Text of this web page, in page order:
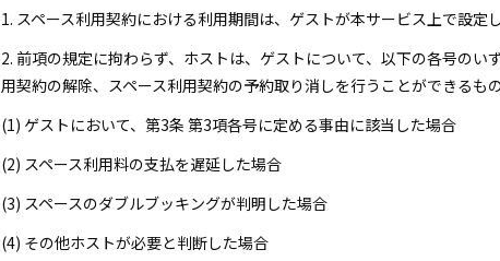
1. スペース利用契約における利用期間は、ゲストが本サービス上で設定
2. 前項の規定に拘わらず、ホストは、ゲストについて、以下の各号の
用契約の解除、スペース利用契約の予約取り消しを行うことができるもの
(1) ゲストにおいて、第3条 第3項各号に定める事由に該当した場合
(2) スペース利用料の支払を遅延した場合
(3) スペースのダブルブッキングが判明した場合
(4) その他ホストが必要と判断した場合